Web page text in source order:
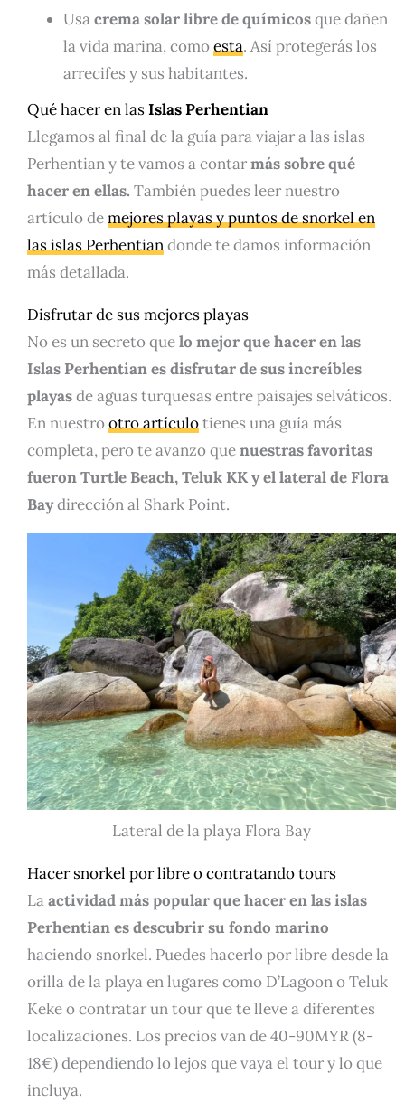
Usacrema solar libre de químicosque dañen
la vida marina, comoesta. Así protegerás los
arrecifes y sus habitantes.
Qué hacer en lasIslas Perhentian
Llegamos al final de la guía para viajar a las islas
Perhentian y te vamos a contarmás sobre qué
hacer en ellas. También puedes leer nuestro
artículo demejores playas y puntos de snorkel en
las islas Perhentiandonde te damos información
más detallada.
Disfrutar de sus mejores playas
No es un secreto quelo mejor que hacer en las
Islas Perhentian es disfrutar de sus increíbles
playasde aguas turquesas entre paisajes selváticos.
En nuestrootro artículotienes una guía más
completa, pero te avanzo quenuestras favoritas
fueron Turtle Beach, Teluk KK y el lateral de Flora
Baydirección al Shark Point.
Lateral de la playa Flora Bay
Hacer snorkel por libre o contratando tours
Laactividad más popular que hacer en las islas
Perhentian es descubrir su fondo marino
haciendo snorkel. Puedes hacerlo por libre desde la
orilla de la playa en lugares como D’Lagoon o Teluk
Keke o contratar un tour que te lleve a diferentes
localizaciones. Los precios van de 40-90MYR (8-
18€) dependiendo lo lejos que vaya el tour y lo que
incluya.